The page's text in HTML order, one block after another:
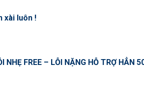
xài luôn !
FREE – LỖI NẶNG HỖ TRỢ HẲN